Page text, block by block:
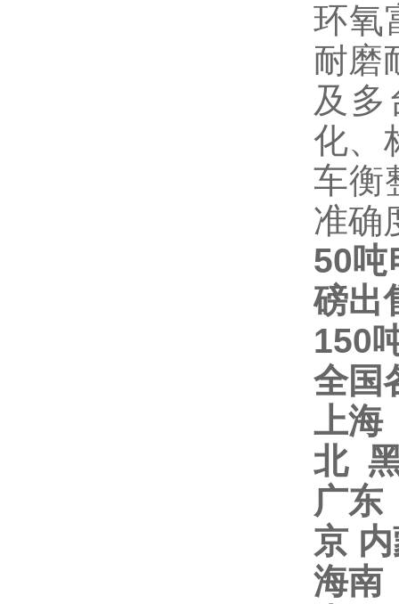
环氧
耐磨
及
化、
车衡
准确
50
磅
150
全国
上海
北
广
京
海